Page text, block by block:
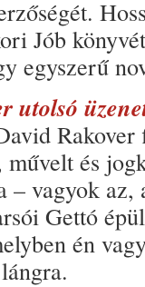
Jób
egyszerű
utolsó
és
– vagyok
Gettó
én